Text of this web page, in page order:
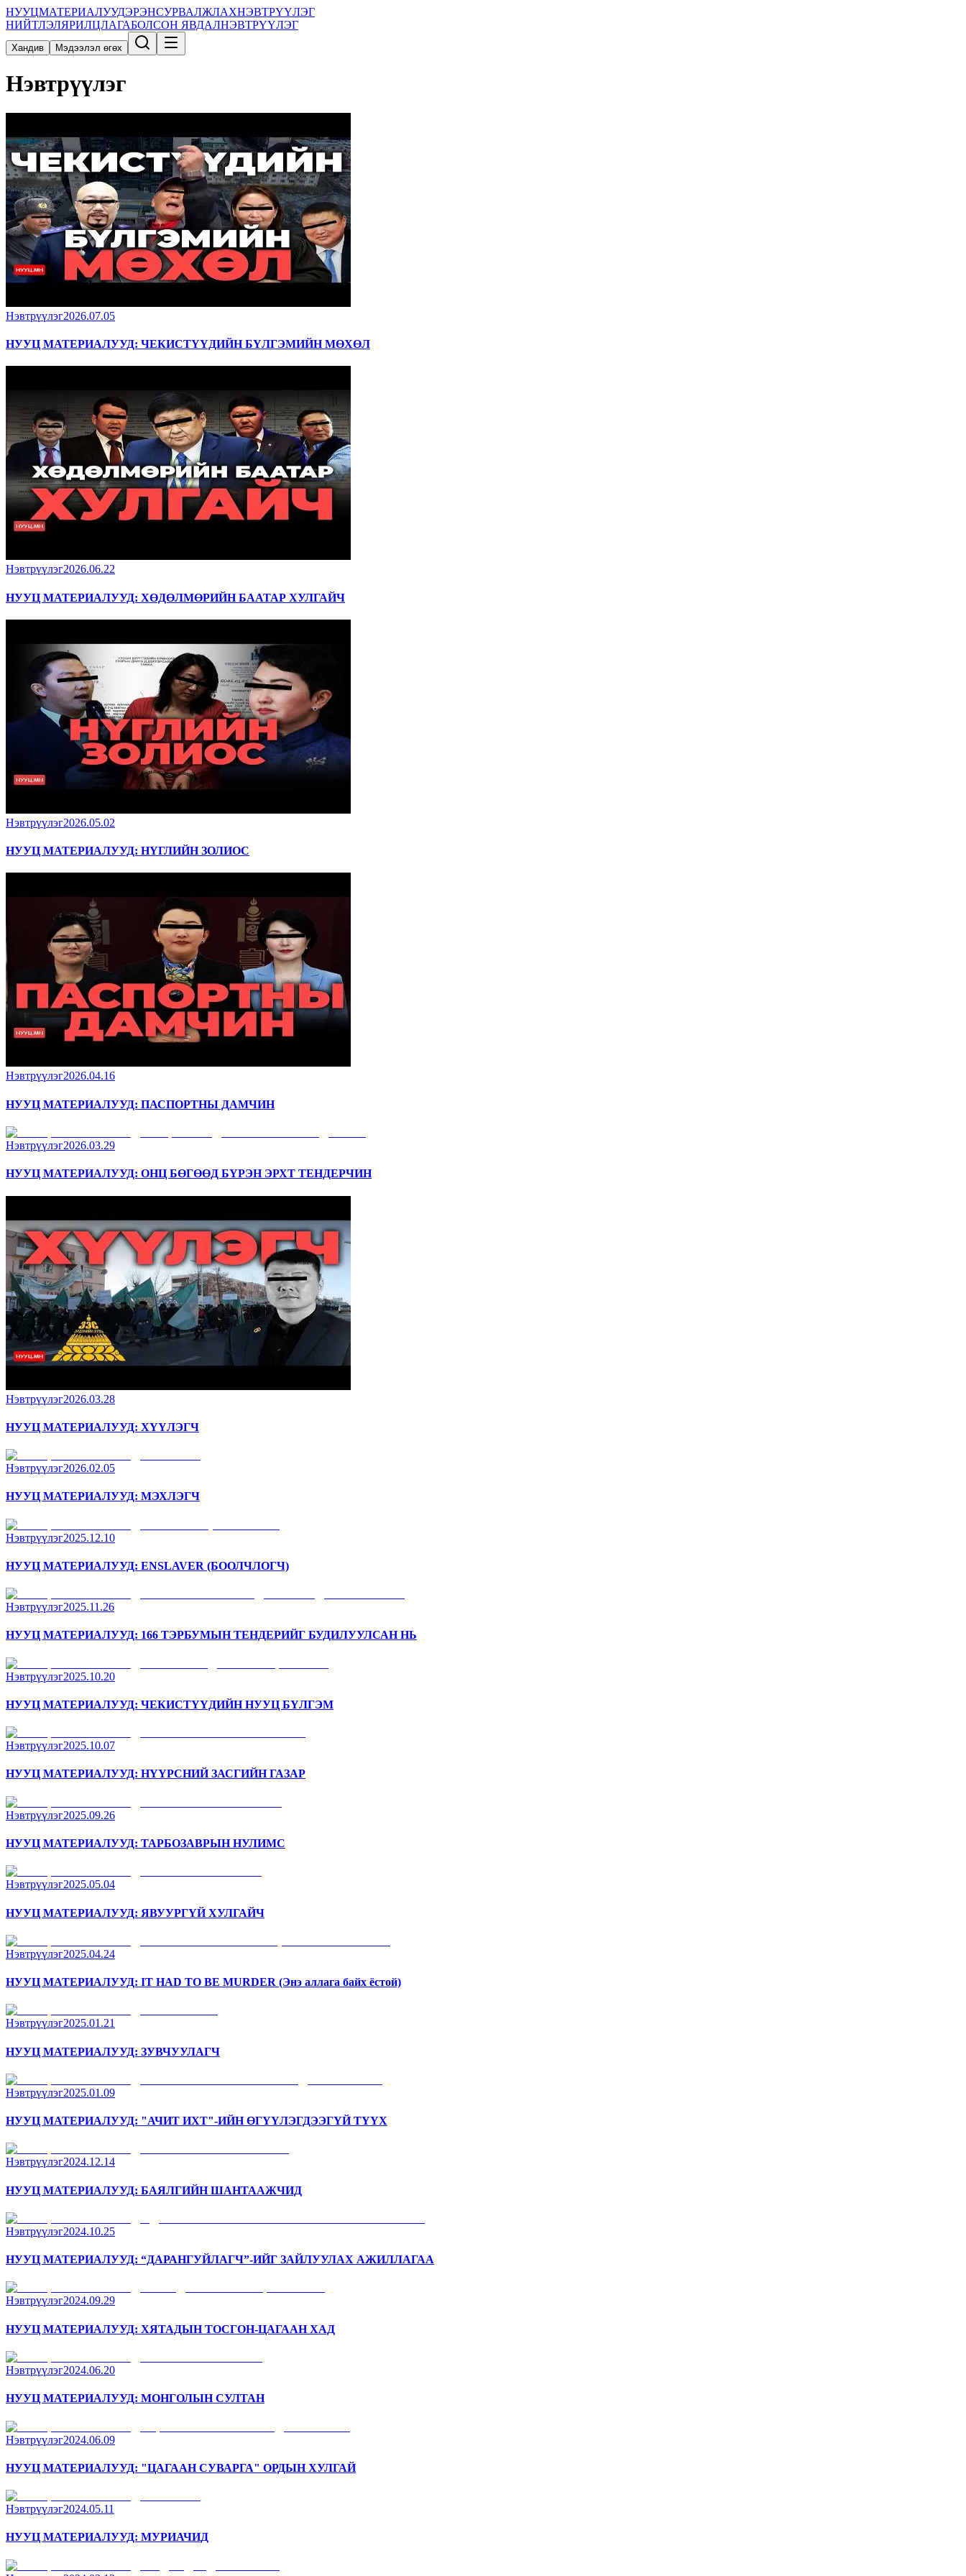
НУУЦМАТЕРИАЛУУДЭРЭНСУРВАЛЖЛАХНЭВТРҮҮЛЭГ
НИЙТЛЭЛЯРИЛЦЛАГАБОЛСОН ЯВДАЛНЭВТРҮҮЛЭГ
Хандив Мэдээлэл өгөх
Нэвтрүүлэг
Нэвтрүүлэг2026.07.05
НУУЦ МАТЕРИАЛУУД: ЧЕКИСТҮҮДИЙН БҮЛГЭМИЙН МӨХӨЛ
Нэвтрүүлэг2026.06.22
НУУЦ МАТЕРИАЛУУД: ХӨДӨЛМӨРИЙН БААТАР ХУЛГАЙЧ
Нэвтрүүлэг2026.05.02
НУУЦ МАТЕРИАЛУУД: НҮГЛИЙН ЗОЛИОС
Нэвтрүүлэг2026.04.16
НУУЦ МАТЕРИАЛУУД: ПАСПОРТНЫ ДАМЧИН
Нэвтрүүлэг2026.03.29
НУУЦ МАТЕРИАЛУУД: ОНЦ БӨГӨӨД БҮРЭН ЭРХТ ТЕНДЕРЧИН
Нэвтрүүлэг2026.03.28
НУУЦ МАТЕРИАЛУУД: ХҮҮЛЭГЧ
Нэвтрүүлэг2026.02.05
НУУЦ МАТЕРИАЛУУД: МЭХЛЭГЧ
Нэвтрүүлэг2025.12.10
НУУЦ МАТЕРИАЛУУД: ENSLAVER (БООЛЧЛОГЧ)
Нэвтрүүлэг2025.11.26
НУУЦ МАТЕРИАЛУУД: 166 ТЭРБУМЫН ТЕНДЕРИЙГ БУДИЛУУЛСАН НЬ
Нэвтрүүлэг2025.10.20
НУУЦ МАТЕРИАЛУУД: ЧЕКИСТҮҮДИЙН НУУЦ БҮЛГЭМ
Нэвтрүүлэг2025.10.07
НУУЦ МАТЕРИАЛУУД: НҮҮРСНИЙ ЗАСГИЙН ГАЗАР
Нэвтрүүлэг2025.09.26
НУУЦ МАТЕРИАЛУУД: ТАРБОЗАВРЫН НУЛИМС
Нэвтрүүлэг2025.05.04
НУУЦ МАТЕРИАЛУУД: ЯВУУРГҮЙ ХУЛГАЙЧ
Нэвтрүүлэг2025.04.24
НУУЦ МАТЕРИАЛУУД: IT HAD TO BE MURDER (Энэ аллага байх ёстой)
Нэвтрүүлэг2025.01.21
НУУЦ МАТЕРИАЛУУД: ЗУВЧУУЛАГЧ
Нэвтрүүлэг2025.01.09
НУУЦ МАТЕРИАЛУУД: "АЧИТ ИХТ"-ИЙН ӨГҮҮЛЭГДЭЭГҮЙ ТҮҮХ
Нэвтрүүлэг2024.12.14
НУУЦ МАТЕРИАЛУУД: БАЯЛГИЙН ШАНТААЖЧИД
Нэвтрүүлэг2024.10.25
НУУЦ МАТЕРИАЛУУД: “ДАРАНГУЙЛАГЧ”-ИЙГ ЗАЙЛУУЛАХ АЖИЛЛАГАА
Нэвтрүүлэг2024.09.29
НУУЦ МАТЕРИАЛУУД: ХЯТАДЫН ТОСГОН-ЦАГААН ХАД
Нэвтрүүлэг2024.06.20
НУУЦ МАТЕРИАЛУУД: МОНГОЛЫН СУЛТАН
Нэвтрүүлэг2024.06.09
НУУЦ МАТЕРИАЛУУД: "ЦАГААН СУВАРГА" ОРДЫН ХУЛГАЙ
Нэвтрүүлэг2024.05.11
НУУЦ МАТЕРИАЛУУД: МУРИАЧИД